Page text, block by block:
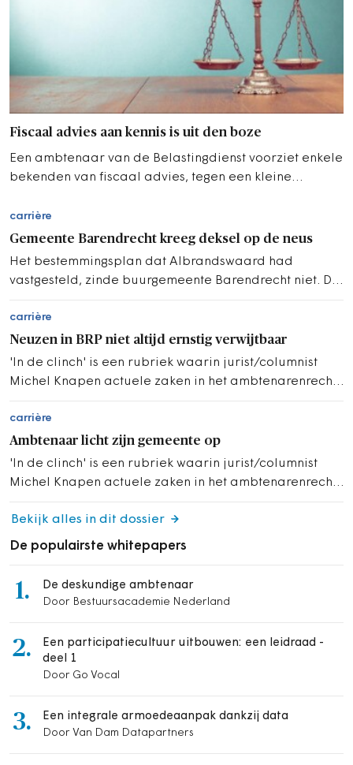
Fiscaal advies aan kennis is uit den boze
Een ambtenaar van de Belastingdienst voorziet enkele
bekenden van fiscaal advies, tegen een kleine
carrière
Gemeente Barendrecht kreeg deksel op de neus
Het bestemmingsplan dat Albrandswaard had
vastgesteld, zinde buurgemeente Barendrecht niet. Die
carrière
Neuzen in BRP niet altijd ernstig verwijtbaar
'In de clinch' is een rubriek waarin jurist/columnist
Michel Knapen actuele zaken in het ambtenarenrecht
carrière
Ambtenaar licht zijn gemeente op
'In de clinch' is een rubriek waarin jurist/columnist
Michel Knapen actuele zaken in het ambtenarenrecht
Bekijk alles in dit dossier
De populairste whitepapers
1.
De deskundige ambtenaar
Door Bestuursacademie Nederland
2.
Een participatiecultuur uitbouwen: een leidraad -
deel 1
Door Go Vocal
3.
Een integrale armoedeaanpak dankzij data
Door Van Dam Datapartners